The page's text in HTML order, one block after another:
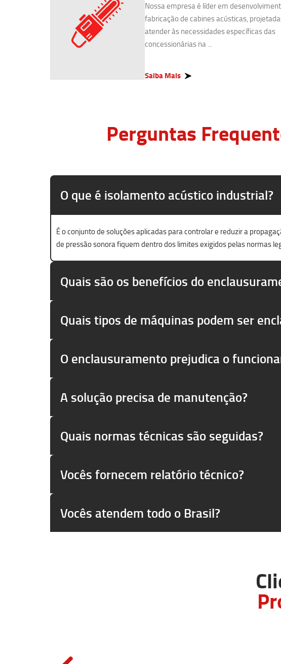
Nossa empresa é líder em
fabricação de cabines acústicas,
atender às necessidades específicas das
concessionárias na ...
Saiba Mais
Perguntas
O que é isolamento acústico industrial?
É o conjunto de soluções aplicadas para controlar e reduzir a
de pressão sonora fiquem dentro dos limites exigidos pelas normas
Quais são os benefícios do
Quais tipos de máquinas podem ser
O enclausuramento prejudica o
A solução precisa de manutenção?
Quais normas técnicas são seguidas?
Vocês fornecem relatório técnico?
Vocês atendem todo o Brasil?